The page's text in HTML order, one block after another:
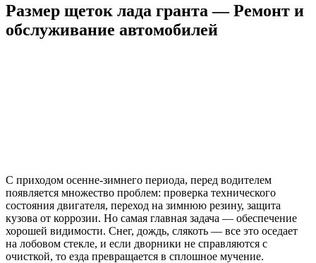
Размер щеток лада гранта — Ремонт и
обслуживание автомобилей
С приходом осенне-зимнего периода, перед водителем
появляется множество проблем: проверка технического
состояния двигателя, переход на зимнюю резину, защита
кузова от коррозии. Но самая главная задача — обеспечение
хорошей видимости. Снег, дождь, слякоть — все это оседает
на лобовом стекле, и если дворники не справляются с
очисткой, то езда превращается в сплошное мучение.